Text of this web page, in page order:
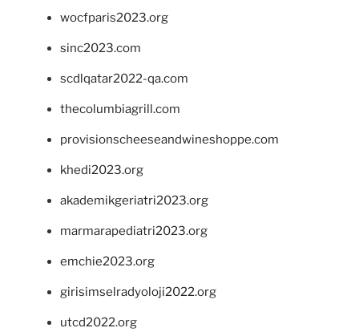
wocfparis2023.org
sinc2023.com
scdlqatar2022-qa.com
thecolumbiagrill.com
provisionscheeseandwineshoppe.com
khedi2023.org
akademikgeriatri2023.org
marmarapediatri2023.org
emchie2023.org
girisimselradyoloji2022.org
utcd2022.org